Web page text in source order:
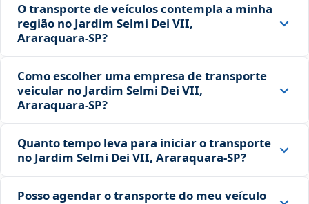
O transporte de veículos contempla a minha
região no Jardim Selmi Dei VII,
Araraquara‑SP?
Como escolher uma empresa de transporte
veicular no Jardim Selmi Dei VII,
Araraquara‑SP?
Quanto tempo leva para iniciar o transporte
no Jardim Selmi Dei VII, Araraquara‑SP?
Posso agendar o transporte do meu veículo